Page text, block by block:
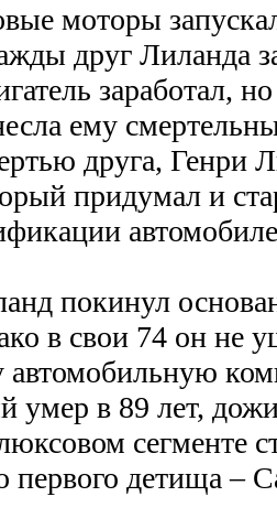
моторы
друг Лиланда
заработал,
ему
друга, Генри
придумал и
покинул
в свои 74 он не
автомобильную
умер в 89 лет,
сегменте
первого детища –